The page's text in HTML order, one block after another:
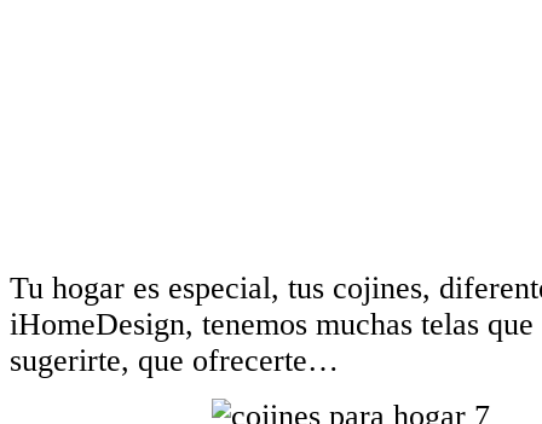
Tu hogar es especial, tus cojines,
iHomeDesign, tenemos muchas telas que
sugerirte, que ofrecerte…